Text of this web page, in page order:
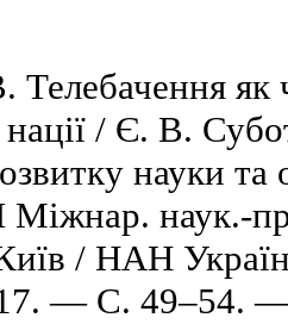
як
нації / Є. В.
науки та
Міжнар. наук.-
/ НАН
— C. 49–54. —